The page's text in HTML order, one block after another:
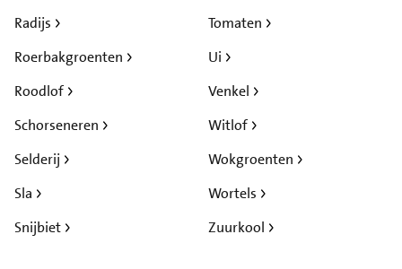
Radijs
Roerbakgroenten
Roodlof
Schorseneren
Selderij
Sla
Snijbiet
Tomaten
Ui
Venkel
Witlof
Wokgroenten
Wortels
Zuurkool